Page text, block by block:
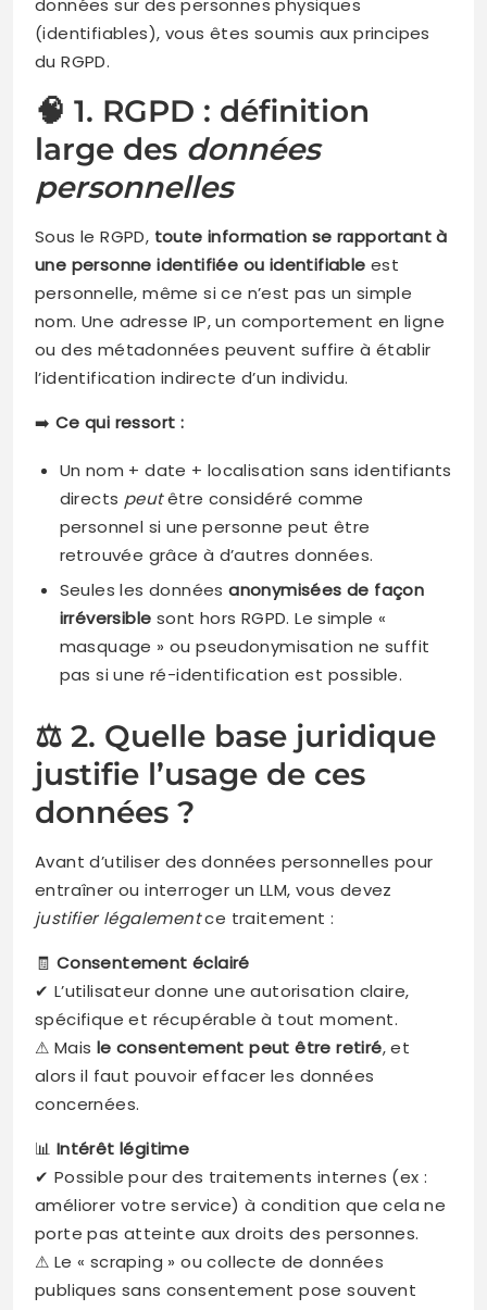
données sur des personnes physiques
(identifiables), vous êtes soumis aux principes
du RGPD.
🧠 1. RGPD : définition
large des données
personnelles
Sous le RGPD, toute information se rapportant à
une personne identifiée ou identifiable est
personnelle, même si ce n’est pas un simple
nom. Une adresse IP, un comportement en ligne
ou des métadonnées peuvent suffire à établir
l’identification indirecte d’un individu.
➡️ Ce qui ressort :
Un nom + date + localisation sans identifiants
directs peutêtre considéré comme
personnel si une personne peut être
retrouvée grâce à d’autres données.
Seules les donnéesanonymisées de façon
irréversible sont hors RGPD. Le simple «
masquage » ou pseudonymisation ne suffit
pas si une ré-identification est possible.
⚖️ 2. Quelle base juridique
justifie l’usage de ces
données ?
Avant d’utiliser des données personnelles pour
entraîner ou interroger un LLM, vous devez
justifier légalementce traitement :
🧾 Consentement éclairé
✔ L’utilisateur donne une autorisation claire,
spécifique et récupérable à tout moment.
⚠ Mais le consentement peut être retiré, et
alors il faut pouvoir effacer les données
concernées.
📊 Intérêt légitime
✔ Possible pour des traitements internes (ex :
améliorer votre service) à condition que cela ne
porte pas atteinte aux droits des personnes.
⚠ Le « scraping » ou collecte de données
publiques sans consentement pose souvent